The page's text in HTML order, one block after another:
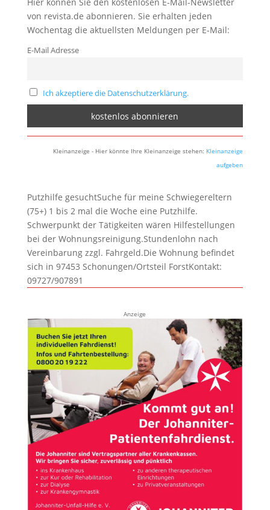
von revista.de abonnieren. Sie erhalten jeden
Wochentag die aktuellsten Meldungen per E-Mail:
E-Mail Adresse
Ich akzeptiere die Datenschutzerklärung.
Kleinanzeige - Hier könnte Ihre Kleinanzeige stehen: Kleinanzeige
aufgeben
Putzhilfe gesuchtSuche für meine Schwiegereltern
(75+) 1 bis 2 mal die Woche eine Putzhilfe.
Schwerpunkt der Tätigkeiten wären Hilfestellungen
bei der Wohnungsreinigung.Stundenlohn nach
Vereinbarung zzgl. Fahrgeld.Die Wohnung befindet
sich in 97453 Schonungen/Ortsteil ForstKontakt:
09727/907891
Anzeige